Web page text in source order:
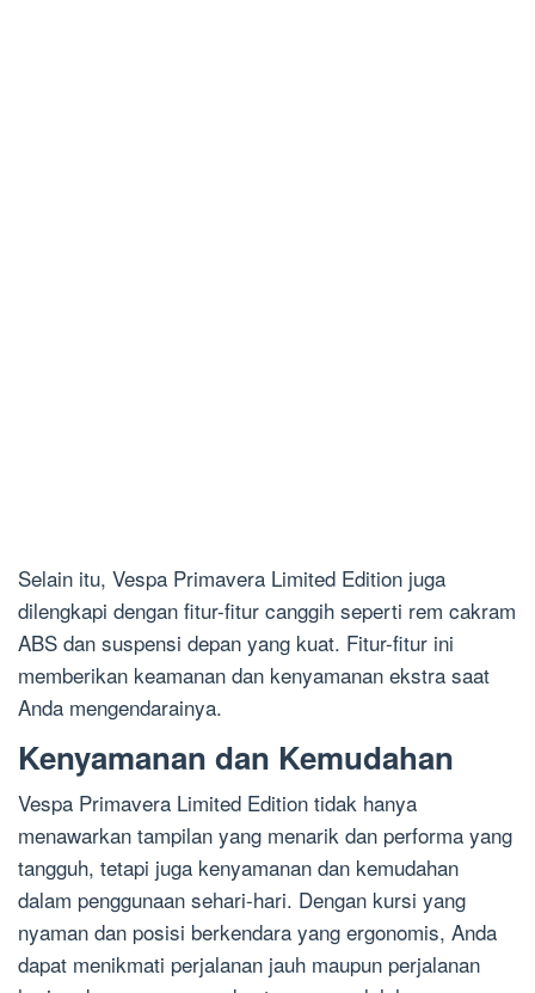
Selain itu, Vespa Primavera Limited Edition juga
dilengkapi dengan fitur-fitur canggih seperti rem cakram
ABS dan suspensi depan yang kuat. Fitur-fitur ini
memberikan keamanan dan kenyamanan ekstra saat
Anda mengendarainya.
Kenyamanan dan Kemudahan
Vespa Primavera Limited Edition tidak hanya
menawarkan tampilan yang menarik dan performa yang
tangguh, tetapi juga kenyamanan dan kemudahan
dalam penggunaan sehari-hari. Dengan kursi yang
nyaman dan posisi berkendara yang ergonomis, Anda
dapat menikmati perjalanan jauh maupun perjalanan